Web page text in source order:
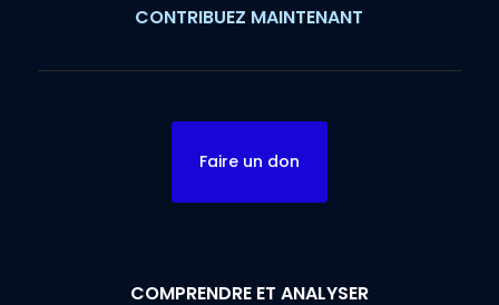
CONTRIBUEZ MAINTENANT
Faire un don
COMPRENDRE ET ANALYSER